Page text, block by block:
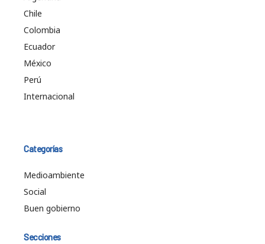
Chile
Colombia
Ecuador
México
Perú
Internacional
Categorías
Medioambiente
Social
Buen gobierno
Secciones